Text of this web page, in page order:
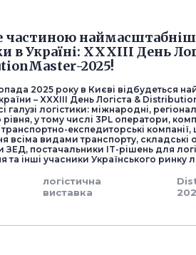
частиною
в Україні: XXXІІІ День
2025!
2025 року в Києві відбудеться
– XXXІІІ День Логіста &
галузі логістики: міжнародні,
у тому числі 3PL оператори,
транспортно-експедиторські
всіма видами транспорту, складські
ЗЕД, постачальники IT-рішень для
та інші учасники Українського ринку
логістична
виставка